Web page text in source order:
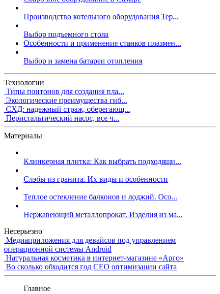
Производство котельного оборудования Тер...
Выбор подъемного стола
Особенности и применение станков плазмен...
Выбор и замена батареи отопления
Технологии
Типы понтонов для создания пла...
Экологические преимущества гиб...
СХД: надежный страж, оберегающ...
Перистальтический насос, все ч...
Материалы
Клинкерная плитка: Как выбрать подходящи...
Слэбы из гранита. Их виды и особенности
Теплое остекление балконов и лоджий. Осо...
Нержавеющий металлопрокат. Изделия из ма...
Несерьезно
Медиаприложения для девайсов под управлением
операционной системы Android
Натуральная косметика в интернет-магазине «Арго»
Во сколько обходится год СЕО оптимизации сайта
Главное